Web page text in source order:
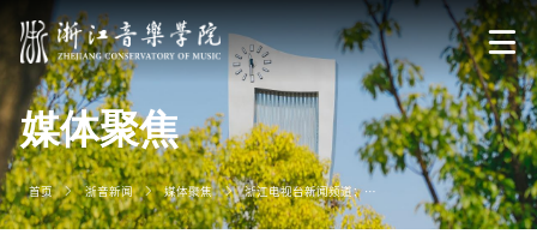
首页 浙音新闻 媒体聚焦 浙江电视台新闻频道：从米兰到浙音 《图兰朵》百年纪念全球巡演圆满收官
媒体聚焦